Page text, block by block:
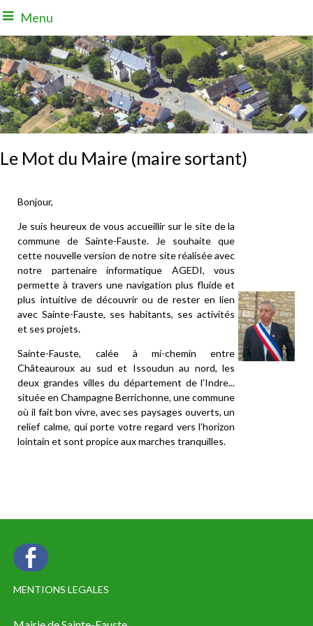
Menu
Le Mot du Maire (maire sortant)
Bonjour,
Je suis heureux de vous accueillir sur le site de la
commune de Sainte-Fauste. Je souhaite que
cette nouvelle version de notre site réalisée avec
notre partenaire informatique AGEDI, vous
permette à travers une navigation plus fluide et
plus intuitive de découvrir ou de rester en lien
avec Sainte-Fauste, ses habitants, ses activités
et ses projets.
Sainte-Fauste, calée à mi-chemin entre
Châteauroux au sud et Issoudun au nord, les
deux grandes villes du département de l’Indre...
située en Champagne Berrichonne, une commune
où il fait bon vivre, avec ses paysages ouverts, un
relief calme, qui porte votre regard vers l’horizon
lointain et sont propice aux marches tranquilles.
MENTIONS LEGALES